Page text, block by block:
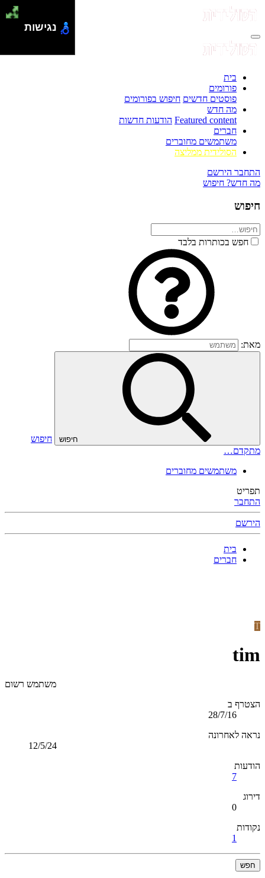
בית
פורומים
פוסטים חדשים חיפוש בפורומים
מה חדש
Featured content הודעות חדשות
חברים
משתמשים מחוברים
הסולידית ממליצה
התחבר הירשם
מה חדש? חיפוש
חיפוש
חפש בכותרות בלבד
מאת:
חיפוש
חיפוש
מתקדם…
משתמשים מחוברים
תפריט
התחבר
הירשם
בית
חברים
T
tim
משתמש רשום
הצטרף ב
28/7/16
נראה לאחרונה
12/5/24
הודעות
7
דירוג
0
נקודות
1
חפש
נגישות